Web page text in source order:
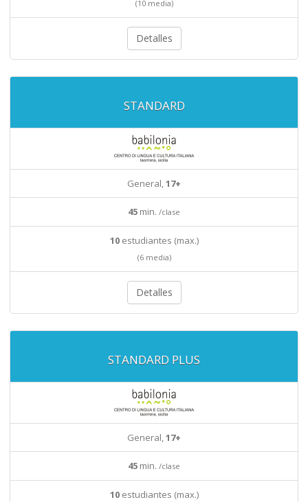
(10 media)
Detalles
STANDARD
General,17+
45 min. /clase
10estudiantes (max.)
(6 media)
Detalles
STANDARD PLUS
General,17+
45 min. /clase
10estudiantes (max.)